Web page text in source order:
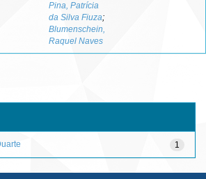
Pina, Patrícia
da Silva Fiuza;
Blumenschein,
Raquel Naves
1